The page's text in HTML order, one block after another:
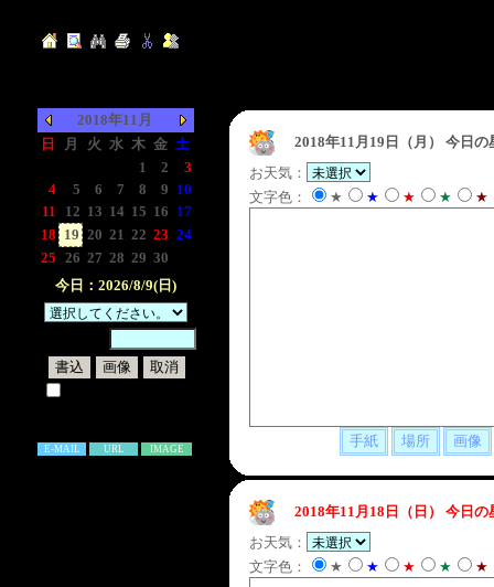
2018年11月
日
月 火 水 木 金 土
1 2
3
4
5 6 7 8 9 10
11
12 13 14 15 16 17
18 19 20 21 22 23 24
25 26 27 28 29 30
今日：2026/8/9(日)
E-MAIL URL IMAGE
2018年11月19日（月）
今日の
お天気：
文字色：
★ ★ ★ ★ ★
2018年11月18日（日）
今日の
お天気：
文字色：
★ ★ ★ ★ ★